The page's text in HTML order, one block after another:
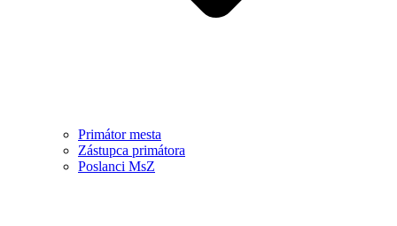
Primátor mesta
Zástupca primátora
Poslanci MsZ